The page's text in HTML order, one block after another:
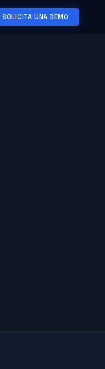
SOLICITA UNA DEMO